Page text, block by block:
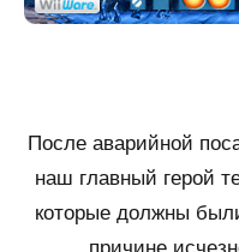
После аварийной
наш главный герой
которые должны
причине